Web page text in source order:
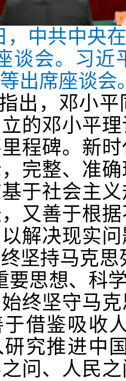
，中共中央
谈会。习
出席座谈会
出，邓小
的邓小平
程碑。新
完整、准
于社会主
又善于根
解决现实
坚持马克
要思想、科
终坚守马
借鉴吸收
究推进中
问、人民